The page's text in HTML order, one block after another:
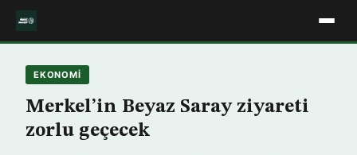
EKONOMİ
Merkel’in Beyaz Saray ziyareti
zorlu geçecek